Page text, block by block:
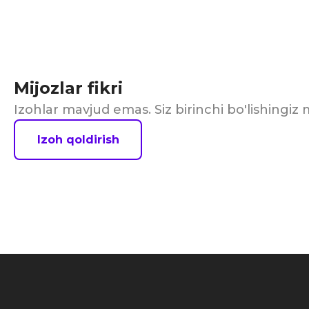
Mijozlar fikri
Izohlar mavjud emas. Siz birinchi bo'lishingiz
Izoh qoldirish